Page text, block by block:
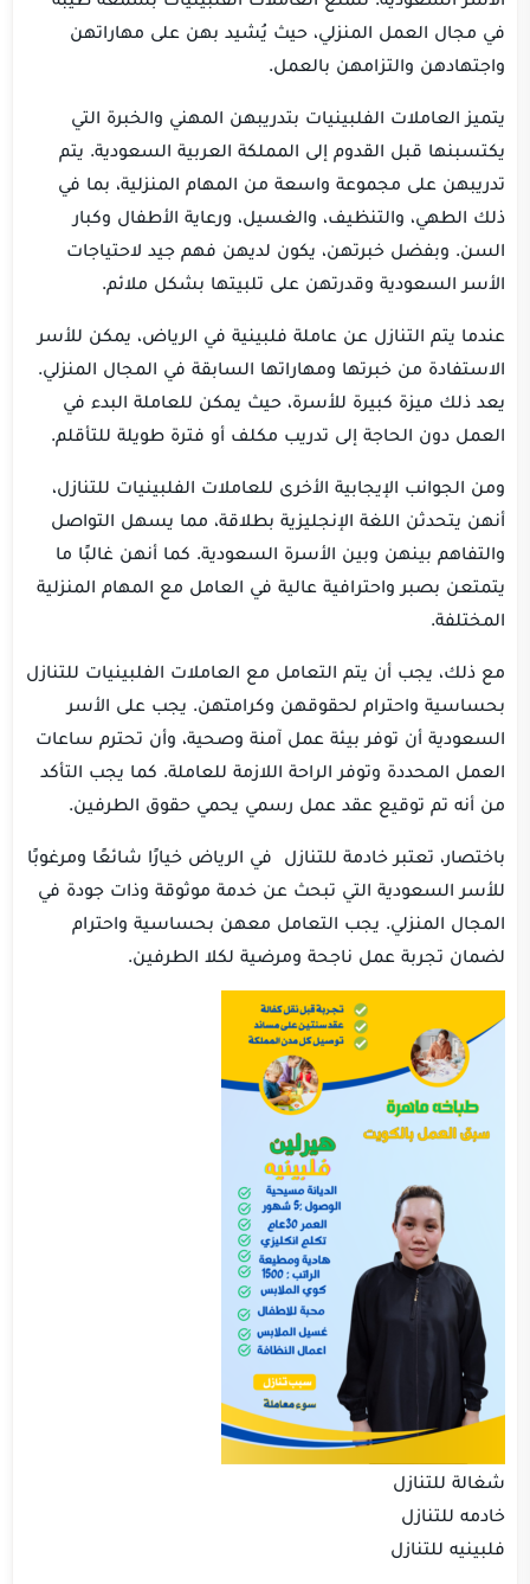
في مجال العمل المنزلي، حيث يُشيد بهن على مهاراتهن
واجتهادهن والتزامهن بالعمل.
يتميز العاملات الفلبينيات بتدريبهن المهني والخبرة التي
يكتسبنها قبل القدوم إلى المملكة العربية السعودية. يتم
تدريبهن على مجموعة واسعة من المهام المنزلية، بما في
ذلك الطهي، والتنظيف، والغسيل، ورعاية الأطفال وكبار
السن. وبفضل خبرتهن، يكون لديهن فهم جيد لاحتياجات
الأسر السعودية وقدرتهن على تلبيتها بشكل ملائم.
عندما يتم التنازل عن عاملة فلبينية في الرياض، يمكن للأسر
الاستفادة من خبرتها ومهاراتها السابقة في المجال المنزلي.
يعد ذلك ميزة كبيرة للأسرة، حيث يمكن للعاملة البدء في
العمل دون الحاجة إلى تدريب مكلف أو فترة طويلة للتأقلم.
ومن الجوانب الإيجابية الأخرى للعاملات الفلبينيات للتنازل،
أنهن يتحدثن اللغة الإنجليزية بطلاقة، مما يسهل التواصل
والتفاهم بينهن وبين الأسرة السعودية. كما أنهن غالبًا ما
يتمتعن بصبر واحترافية عالية في العامل مع المهام المنزلية
المختلفة.
مع ذلك، يجب أن يتم التعامل مع العاملات الفلبينيات للتنازل
بحساسية واحترام لحقوقهن وكرامتهن. يجب على الأسر
السعودية أن توفر بيئة عمل آمنة وصحية، وأن تحترم ساعات
العمل المحددة وتوفر الراحة اللازمة للعاملة. كما يجب التأكد
من أنه تم توقيع عقد عمل رسمي يحمي حقوق الطرفين.
باختصار، تعتبر خادمة للتنازل في الرياض خيارًا شائعًا ومرغوبًا
للأسر السعودية التي تبحث عن خدمة موثوقة وذات جودة في
المجال المنزلي. يجب التعامل معهن بحساسية واحترام
لضمان تجربة عمل ناجحة ومرضية لكلا الطرفين.
شغالة للتنازل
خادمه للتنازل
فلبينيه للتنازل